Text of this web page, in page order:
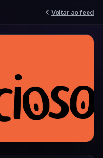
Voltar ao feed